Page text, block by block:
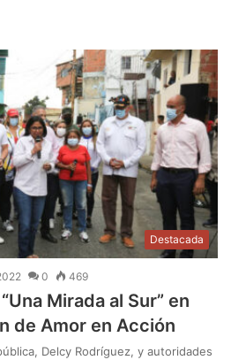
Destacada
0 469
Mirada al Sur” en
de Amor en Acción
Delcy Rodríguez, y autoridades